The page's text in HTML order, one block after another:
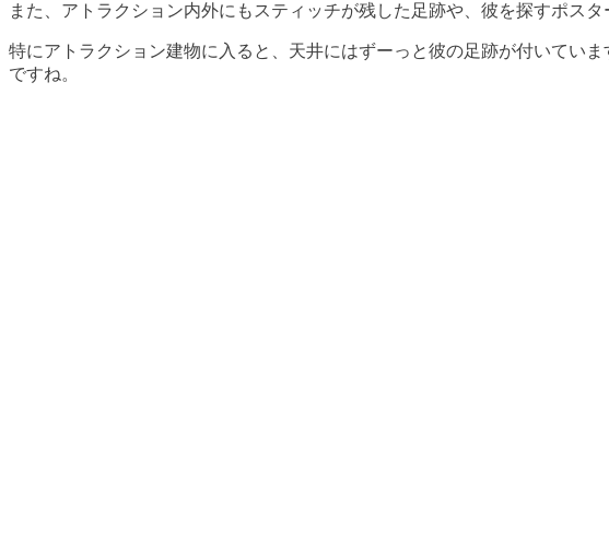
また、アトラクション内外にもスティッチが残した足跡や、彼を探すポス
特にアトラクション建物に入ると、天井にはずーっと彼の足跡が付いてい
ですね。